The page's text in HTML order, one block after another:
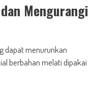
Mengurangi
dapat menurunkan
berbahan melati dipakai